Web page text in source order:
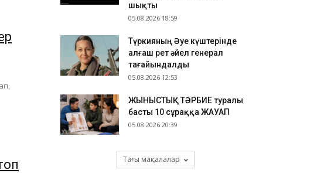
шықты
05.08.2026 18:59
Түркияның Әуе күштерінде
алғаш рет әйел генерал
тағайындалды
05.08.2026 12:53
ЖЫНЫСТЫҚ ТӘРБИЕ туралы
басты 10 сұраққа ЖАУАП
05.08.2026 20:39
Тағы мақалалар